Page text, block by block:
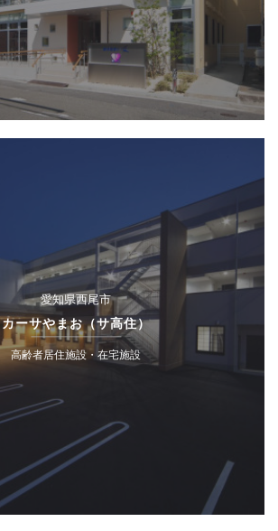
愛知県西尾市
カーサやまお（サ高住）
高齢者居住施設・在宅施設